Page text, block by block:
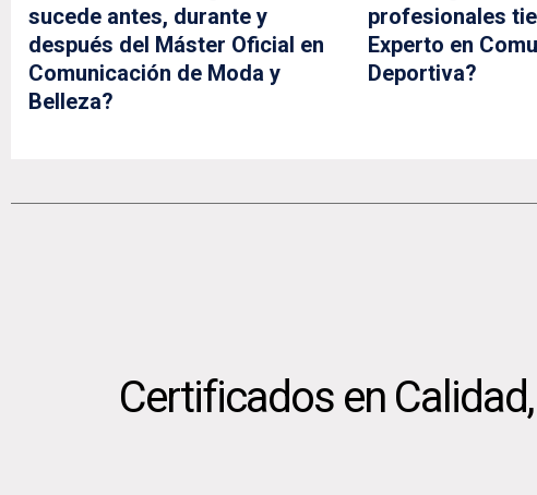
sucede antes, durante y
después del Máster Oficial en
Comunicación de Moda y
Belleza?
profesionales
Experto en
Deportiva?
Certificados en